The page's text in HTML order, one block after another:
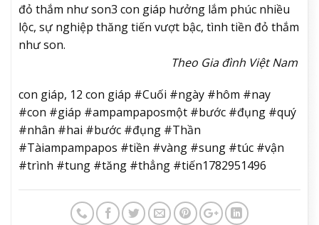
đỏ thắm như son3 con giáp hưởng lắm phúc nhiều
lộc, sự nghiệp thăng tiến vượt bậc, tình tiền đỏ thắm
như son.
Theo Gia đình Việt Nam
con giáp, 12 con giáp #Cuối #ngày #hôm #nay
#con #giáp #ampampaposmột #bước #đụng #quý
#nhân #hai #bước #đụng #Thần
#Tàiampampapos #tiền #vàng #sung #túc #vận
#trình #tung #tăng #thẳng #tiến1782951496